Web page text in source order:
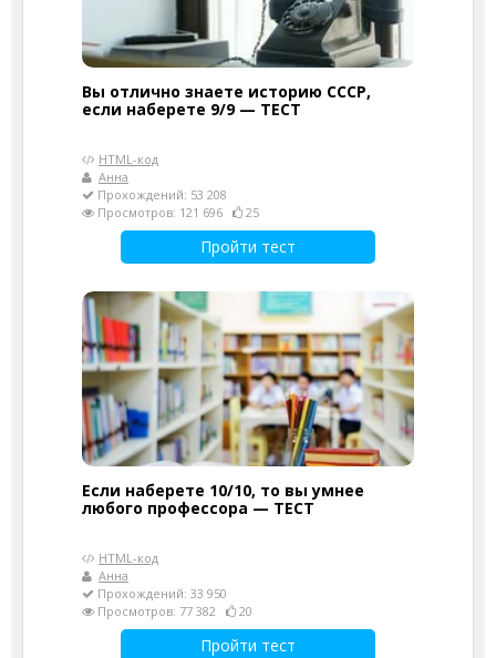
Вы отлично знаете историю СССР,
если наберете 9/9 — ТЕСТ
HTML-код
Анна
Прохождений: 53 208
Просмотров: 121 696
25
Пройти тест
Если наберете 10/10, то вы умнее
любого профессора — ТЕСТ
HTML-код
Анна
Прохождений: 33 950
Просмотров: 77 382
20
Пройти тест